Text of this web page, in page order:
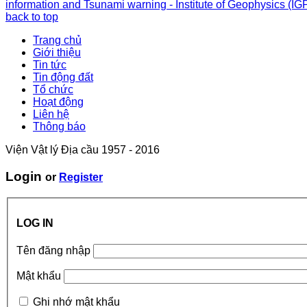
information and Tsunami warning - Institute of Geophysics
back to top
Trang chủ
Giới thiệu
Tin tức
Tin động đất
Tổ chức
Hoạt động
Liên hệ
Thông báo
Viện Vật lý Địa cầu 1957 - 2016
Login or Register
LOG IN
Tên đăng nhập
Mật khẩu
Ghi nhớ mật khẩu